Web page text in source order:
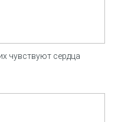
чувствуют сердца